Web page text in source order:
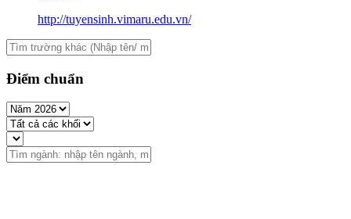
http://tuyensinh.vimaru.edu.vn/
Điểm chuẩn